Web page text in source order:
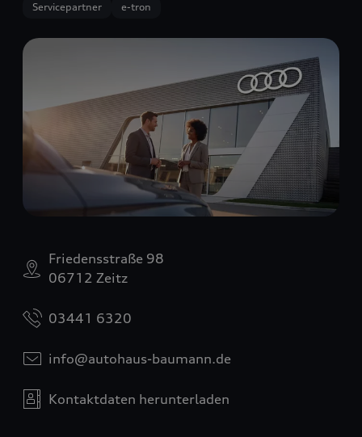
Servicepartner e-tron
Friedensstraße 98
06712 Zeitz
03441 6320
info@autohaus-baumann.de
Kontaktdaten herunterladen